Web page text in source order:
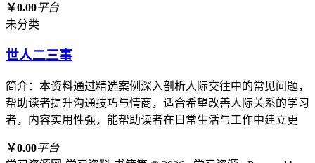
￥0.00平台
未分类
世人二三事
简介：本资料通过精选案例深入剖析人际交往中的常见问题，
帮助读者提升沟通技巧与情商，适合希望改善人际关系的学习
者，内容实用性强，能帮助读者在日常生活与工作中建立更
￥0.00平台